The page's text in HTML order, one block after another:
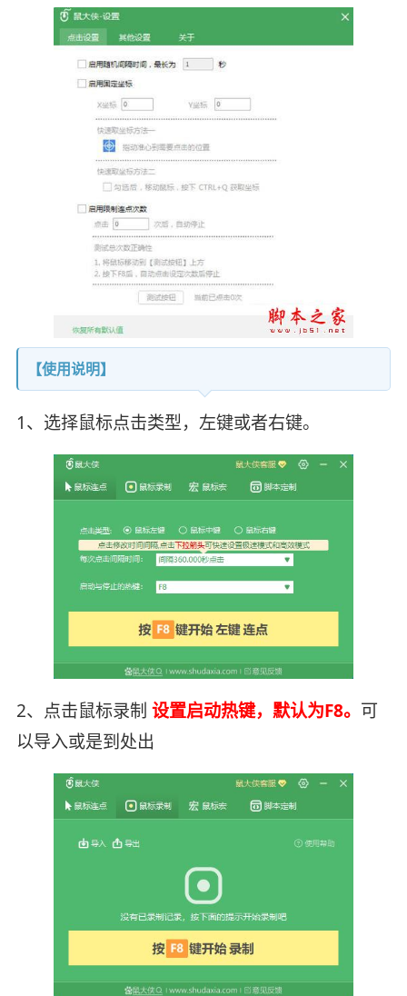
【使用说明】
1、选择鼠标点击类型，左键或者右键。
2、点击鼠标录制 设置启动热键，默认为F8。 可
以导入或是到处出